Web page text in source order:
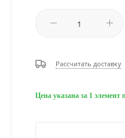
Рассчитать доставку
Цена указана за 1 элемент